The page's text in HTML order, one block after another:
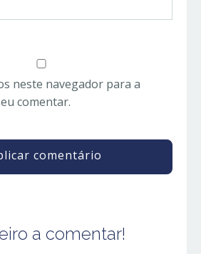
neste navegador para a
comentar.
a comentar!